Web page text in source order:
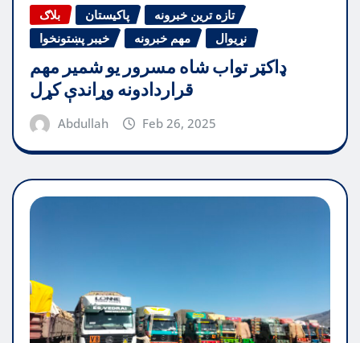
بلاګ پاکیستان
تازه ترین خبرونه
خیبر پښتونخوا
مهم خبرونه نړیوال
ډاکټر تواب شاه مسرور یو شمیر مهم
قراردادونه وړاندې کړل
Abdullah Feb 26, 2025